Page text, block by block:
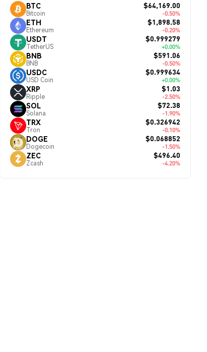
BTC
Bitcoin
$64,169.00
-0.50%
ETH
Ethereum
$1,898.58
-0.20%
USDT
TetherUS
$0.999279
+0.00%
BNB
BNB
$591.06
-0.50%
USDC
USD Coin
$0.999634
+0.00%
XRP
Ripple
$1.03
-2.50%
SOL
Solana
$72.38
-1.90%
TRX
Tron
$0.326942
-0.10%
DOGE
Dogecoin
$0.068852
-1.50%
ZEC
Zcash
$496.40
-4.20%